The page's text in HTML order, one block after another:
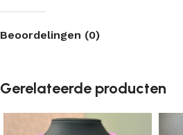
Beoordelingen (0)
Gerelateerde producten